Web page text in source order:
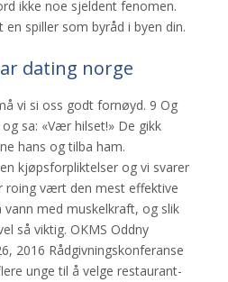
ikke noe sjeldent fenomen.
en spiller som byråd i byen din.
dating norge
vi si oss godt fornøyd. 9 Og
sa: «Vær hilset!» De gikk
hans og tilba ham.
kjøpsforpliktelser og vi svarer
roing vært den mest effektive
med muskelkraft, og slik
så viktig. OKMS Oddny
2016 Rådgivningskonferanse
unge til å velge restaurant-